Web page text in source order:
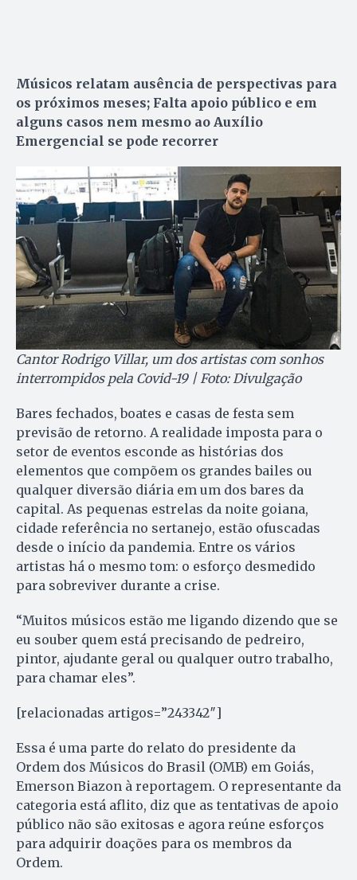
Músicos relatam ausência de perspectivas para
os próximos meses; Falta apoio público e em
alguns casos nem mesmo ao Auxílio
Emergencial se pode recorrer
Cantor Rodrigo Villar, um dos artistas com sonhos
interrompidos pela Covid-19 | Foto: Divulgação
Bares fechados, boates e casas de festa sem
previsão de retorno. A realidade imposta para o
setor de eventos esconde as histórias dos
elementos que compõem os grandes bailes ou
qualquer diversão diária em um dos bares da
capital. As pequenas estrelas da noite goiana,
cidade referência no sertanejo, estão ofuscadas
desde o início da pandemia. Entre os vários
artistas há o mesmo tom: o esforço desmedido
para sobreviver durante a crise.
“Muitos músicos estão me ligando dizendo que se
eu souber quem está precisando de pedreiro,
pintor, ajudante geral ou qualquer outro trabalho,
para chamar eles”.
[relacionadas artigos=”243342″]
Essa é uma parte do relato do presidente da
Ordem dos Músicos do Brasil (OMB) em Goiás,
Emerson Biazon à reportagem. O representante da
categoria está aflito, diz que as tentativas de apoio
público não são exitosas e agora reúne esforços
para adquirir doações para os membros da
Ordem.